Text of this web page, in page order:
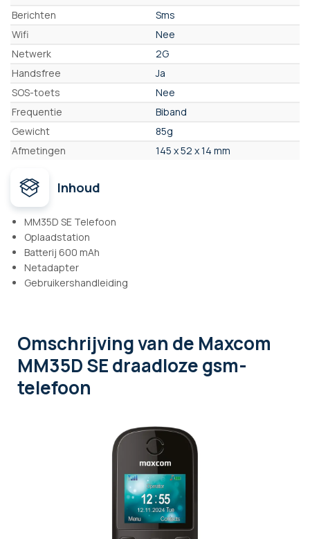
Berichten
Sms
Wifi
Nee
Netwerk
2G
Handsfree
Ja
SOS-toets
Nee
Frequentie
Biband
Gewicht
85g
Afmetingen
145 x 52 x 14 mm
Inhoud
MM35D SE Telefoon
Oplaadstation
Batterij 600 mAh
Netadapter
Gebruikershandleiding
Omschrijvingvan de Maxcom
MM35D SE draadloze gsm-
telefoon